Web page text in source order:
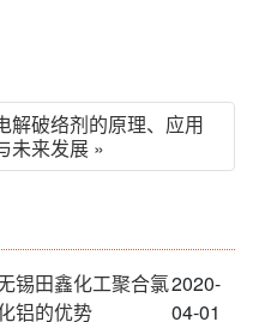
解破络剂的原理、应用
未来发展 »
锡田鑫化工聚合氯
铝的优势
2020-
04-01